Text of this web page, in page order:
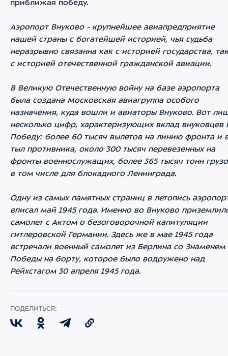
приближая победу.
Аэропорт Внуково - крупнейшее авиапредприятие
нашей страны с богатейшей историей, чья судьба
неразрывно связанна как с историей государства,
с историей отечественной гражданской авиации.
В Великую Отечественную войну на базе аэропорта
была создана Московская авиагруппа особого
назначения, куда вошли и авиаторы Внуково. Вот
несколько цифр, характеризующих вклад внуковцев
Победу: более 60 тысяч вылетов на линию фронта и
тыл противника, около 300 тысяч перевезенных на
фронты военнослужащих, более 365 тысяч тонн
в том числе для блокадного Ленинграда.
Одну из самых памятных страниц в летопись
вписал май 1945 года. Именно во Внуково
самолет с Актом о безоговорочной капитуляции
гитлеровской Германии. Здесь же в мае 1945 года
встречали военный самолет из Берлина со Знаменем
Победы на борту, которое было водружено над
Рейхстагом 30 апреля 1945 года.
ПОДЕЛИТЬСЯ: